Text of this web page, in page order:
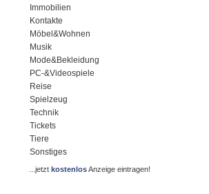
Immobilien
Kontakte
Möbel&Wohnen
Musik
Mode&Bekleidung
PC-&Videospiele
Reise
Spielzeug
Technik
Tickets
Tiere
Sonstiges
...jetztkostenlosAnzeige eintragen!